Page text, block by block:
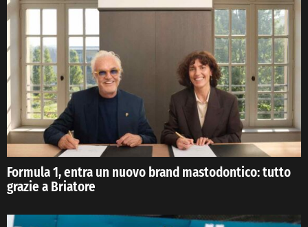
Formula 1, entra un nuovo brand mastodontico: tutto
grazie a Briatore